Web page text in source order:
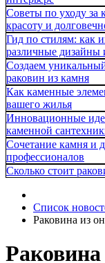
Советы по уходу за
красоту и
Гид по стилям: как
различные дизайны
Создаем
раковин из камня
Как каменные
вашего жилья
Инновационные
каменной
Сочетание камня и
профессионалов
Сколько стоит
Список
Раковина из
Раковина